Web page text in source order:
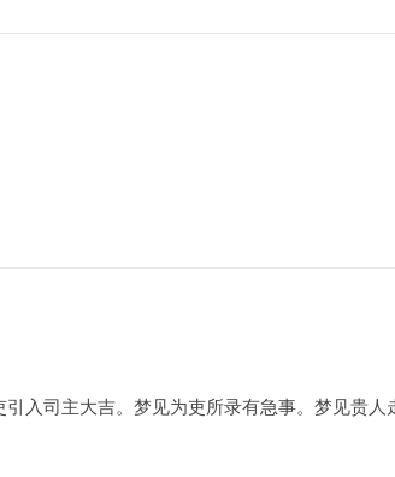
入司主大吉。梦见为吏所录有急事。梦见贵人